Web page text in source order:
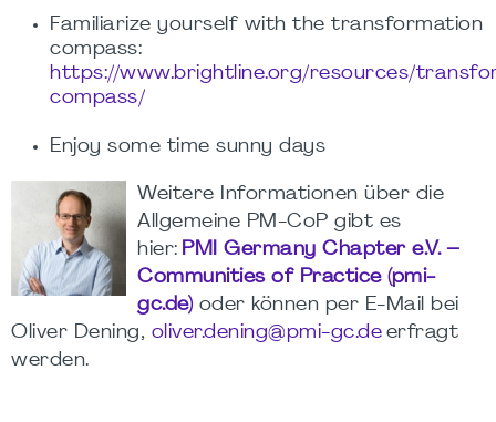
Familiarize yourself with the transformation
compass:
https://www.brightline.org/resources/
compass/
Enjoy some time sunny days
Weitere Informationen über die
Allgemeine PM-CoP gibt es
hier: PMI Germany Chapter e.V. –
Communities of Practice (pmi-
gc.de) oder können per E-Mail bei
Oliver Dening, oliver.dening@pmi-gc.de erfragt
werden.